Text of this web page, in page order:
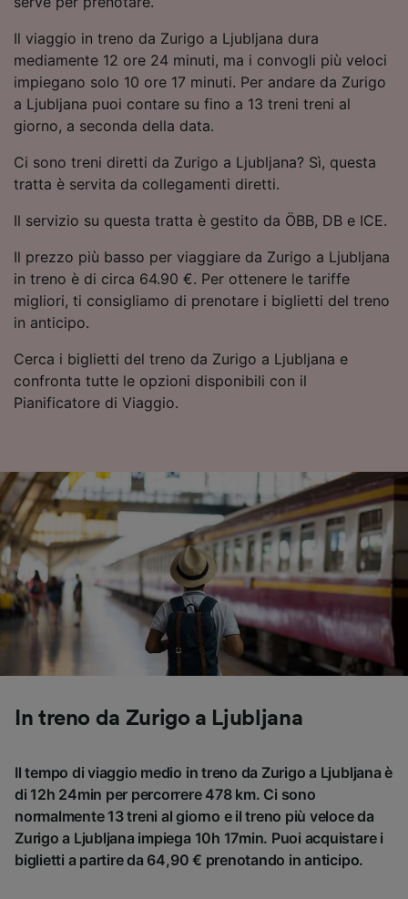
Il viaggio in treno da Zurigo a Ljubljana dura
mediamente 12 ore 24 minuti, ma i convogli più veloci
impiegano solo 10 ore 17 minuti. Per andare da Zurigo
a Ljubljana puoi contare su fino a 13 treni treni al
giorno, a seconda della data.
Ci sono treni diretti da Zurigo a Ljubljana? Sì, questa
tratta è servita da collegamenti diretti.
Il servizio su questa tratta è gestito da ÖBB, DB e ICE.
Il prezzo più basso per viaggiare da Zurigo a Ljubljana
in treno è di circa 64.90 €. Per ottenere le tariffe
migliori, ti consigliamo di prenotare i biglietti del treno
in anticipo.
Cerca i biglietti del treno da Zurigo a Ljubljana e
confronta tutte le opzioni disponibili con il
Pianificatore di Viaggio.
In treno da Zurigo a Ljubljana
Il tempo di viaggio medio in treno da Zurigo a Ljubljana è
di 12h 24min per percorrere 478 km. Ci sono
normalmente 13 treni al giorno e il treno più veloce da
Zurigo a Ljubljana impiega 10h 17min. Puoi acquistare i
biglietti a partire da 64,90 € prenotando in anticipo.
Utilizzare dati di geolocalizzazione precisi.
Scansione attiva delle caratteristiche del
dispositivo ai fini dell’identificazione.
Archiviare informazioni su dispositivo e/o
accedervi. Pubblicità e contenuti
personalizzati, misurazione delle prestazioni
dei contenuti e degli annunci, ricerche sul
Elenco dei partner (fornitori)